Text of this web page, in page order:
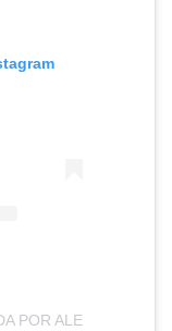
POR ALENOISE ア